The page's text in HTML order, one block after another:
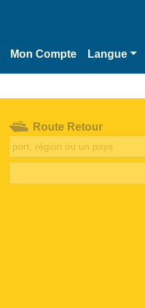
Mon Compte Langue
Route Retour